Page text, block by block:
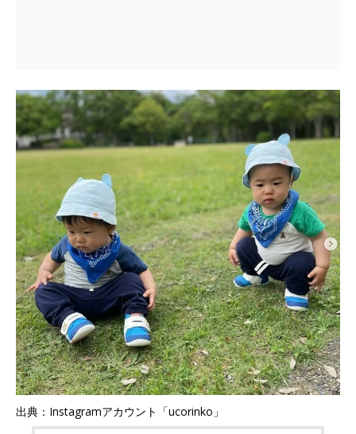
出典：Instagramアカウント「ucorinko」